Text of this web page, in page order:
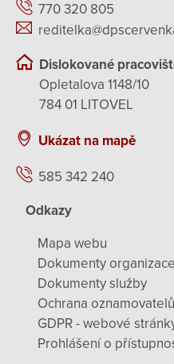
770 320 805
Dislokované
Opletalova 1148/10
784 01 LITOVEL
Ukázat na mapě
585 342 240
Odkazy
Mapa webu
Dokumenty organizace
Dokumenty služby
Ochrana oznamovatelů
GDPR - webové
Prohlášení o